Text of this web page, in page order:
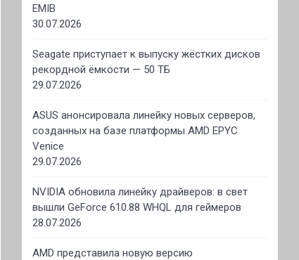
EMIB
30.07.2026
Seagate приступает к выпуску жёстких дисков
рекордной ёмкости — 50 ТБ
29.07.2026
ASUS анонсировала линейку новых серверов,
созданных на базе платформы AMD EPYC
Venice
29.07.2026
NVIDIA обновила линейку драйверов: в свет
вышли GeForce 610.88 WHQL для геймеров
28.07.2026
AMD представила новую версию